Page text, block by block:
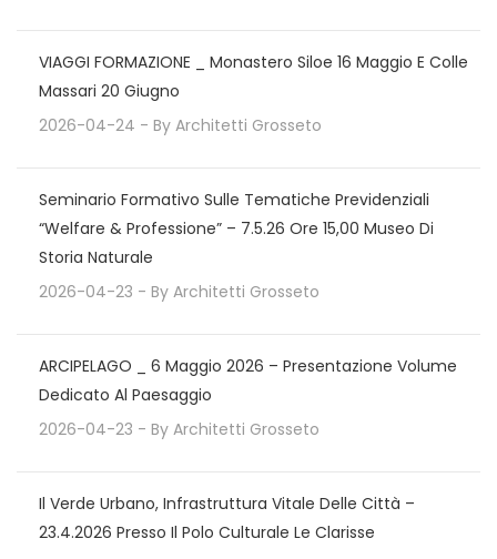
VIAGGI FORMAZIONE _ Monastero Siloe 16 Maggio E Colle
Massari 20 Giugno
2026-04-24 - By Architetti Grosseto
Seminario Formativo Sulle Tematiche Previdenziali
“Welfare & Professione” – 7.5.26 Ore 15,00 Museo Di
Storia Naturale
2026-04-23 - By Architetti Grosseto
ARCIPELAGO _ 6 Maggio 2026 – Presentazione Volume
Dedicato Al Paesaggio
2026-04-23 - By Architetti Grosseto
Il Verde Urbano, Infrastruttura Vitale Delle Città –
23.4.2026 Presso Il Polo Culturale Le Clarisse